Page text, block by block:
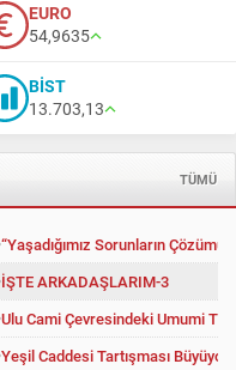
EURO
54,9635
BİST
13.703,13
TÜMÜ
“Yaşadığımız Sorunların
İŞTE ARKADAŞLARIM-3
Ulu Cami Çevresindeki Umumi
Yeşil Caddesi Tartışması Büyüyor